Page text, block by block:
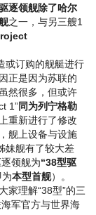
逐领舰除了哈尔
之一，与另三艘1
订购的舰艇进行
正是因为苏联的
然很多，但或许
1”同为列宁格勒
重新进行了修改
舰上设备与设施
妹舰有了较大差
领舰为“38型驱
为本型首舰）。
家理解“38型”的三
海军官方与世界海